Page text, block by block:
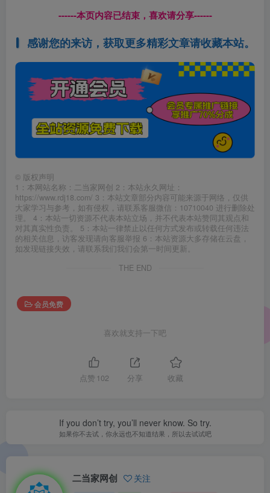
------本页内容已结束，喜欢请分享------
感谢您的来访，获取更多精彩文章请收藏本站。
© 版权声明
1：本网站名称：二当家网创 2：本站永久网址：
https://www.rdj18.com/ 3：本站文章部分内容可能来源于网络，仅供
大家学习与参考，如有侵权，请联系客服微信：10710040 进行删除处
理。 4：本站一切资源不代表本站立场，并不代表本站赞同其观点和
对其真实性负责。 5：本站一律禁止以任何方式发布或转载任何违法
的相关信息，访客发现请向客服举报 6：本站资源大多存储在云盘，
如发现链接失效，请联系我们我们会第一时间更新。
THE END
会员免费
喜欢就支持一下吧
点赞 102 分享 收藏
If you don’t try, you’ll never know. So try.
如果你不去试，你永远也不知道结果，所以去试试吧
二当家网创 关注